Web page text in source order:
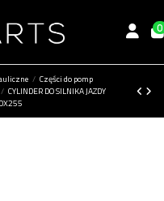
0
Części do pomp
CYLINDER DO SILNIKA JAZDY